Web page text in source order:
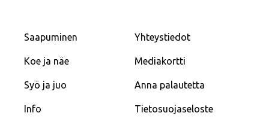
Saapuminen
Koe ja näe
Syö ja juo
Info
Yhteystiedot
Mediakortti
Anna palautetta
Tietosuojaseloste